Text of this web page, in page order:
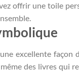
offrir une toile
excellente
des livres qui